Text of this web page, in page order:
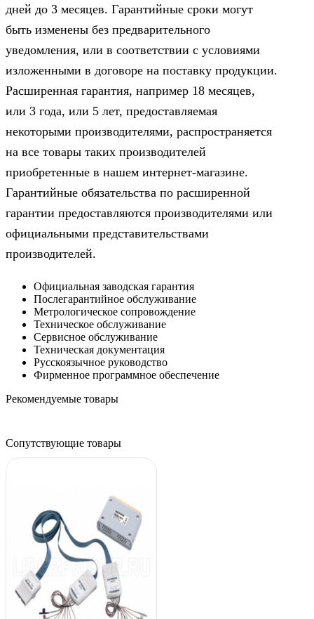
дней до 3 месяцев. Гарантийные сроки могут
быть изменены без предварительного
уведомления, или в соответствии с условиями
изложенными в договоре на поставку продукции.
Расширенная гарантия, например 18 месяцев,
или 3 года, или 5 лет, предоставляемая
некоторыми производителями, распространяется
на все товары таких производителей
приобретенные в нашем интернет-магазине.
Гарантийные обязательства по расширенной
гарантии предоставляются производителями или
официальными представительствами
производителей.
Официальная заводская гарантия
Послегарантийное обслуживание
Метрологическое сопровождение
Техническое обслуживание
Сервисное обслуживание
Техническая документация
Русскоязычное руководство
Фирменное программное обеспечение
Рекомендуемые товары
Сопутствующие товары